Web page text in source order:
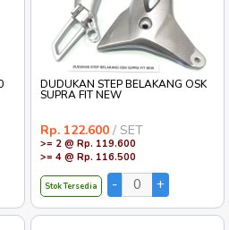
DUDUKAN STEP BELAKANG OSK
SUPRA FIT NEW
Rp. 122.600 / SET
>= 2 @ Rp. 119.600
>= 4 @ Rp. 116.500
Stok Tersedia